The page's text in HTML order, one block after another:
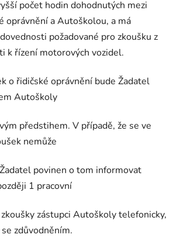
počet hodin dohodnutých mezi
oprávnění a Autoškolou, a má
požadované pro zkoušku z
k řízení motorových vozidel.
o řidičské oprávnění bude Žadatel
Autoškoly
předstihem. V případě, že se ve
k nemůže
povinen o tom informovat
1 pracovní
zástupci Autoškoly telefonicky,
zdůvodněním.